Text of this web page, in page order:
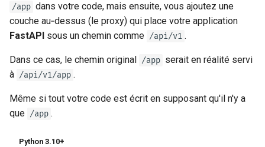
/app dans votre code, mais ensuite, vous ajoutez une
couche au‑dessus (le proxy) qui place votre application
FastAPI sous un chemin comme /api/v1 .
Dans ce cas, le chemin original /app serait en réalité servi
à /api/v1/app .
Même si tout votre code est écrit en supposant qu'il n'y a
que /app .
Python 3.10+